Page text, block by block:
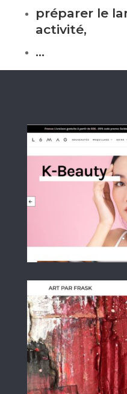
préparer le
activité,
…